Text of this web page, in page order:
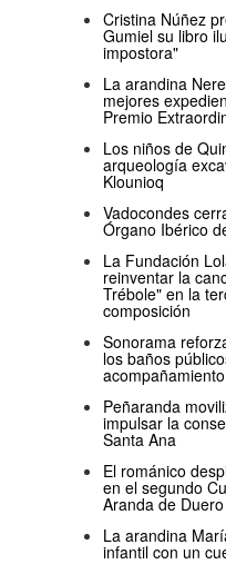
Cristina Núñez
Gumiel su libro
impostora"
La arandina
mejores
Premio
Los niños de
arqueología
Klounioq
Vadocondes
Órgano Ibérico
La Fundación
reinventar la
Trébole" en la
composición
Sonorama
los baños
Peñaranda
impulsar la
Santa Ana
El románico
en el segundo
Aranda de Duero
La arandina
infantil con un